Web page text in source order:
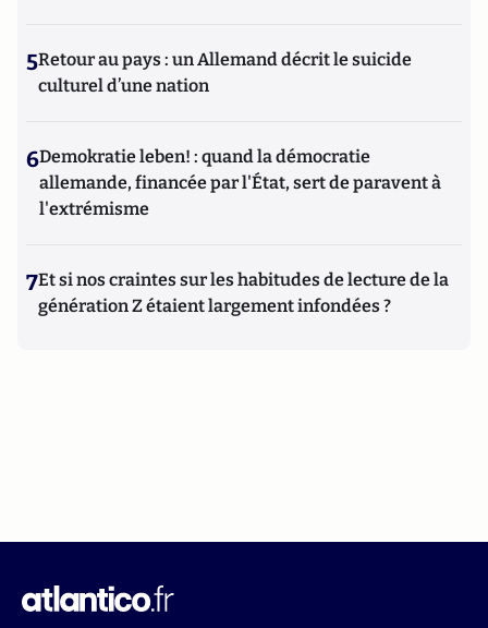
5Retour au pays : un Allemand décrit le suicide
culturel d’une nation
6Demokratie leben! : quand la démocratie
allemande, financée par l'État, sert de paravent à
l'extrémisme
7Et si nos craintes sur les habitudes de lecture de la
génération Z étaient largement infondées ?